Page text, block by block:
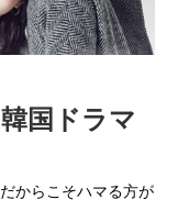
国ドラマ
からこそハマる方が